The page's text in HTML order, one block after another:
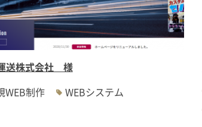
送株式会社 様
WEB制作
WEBシステム